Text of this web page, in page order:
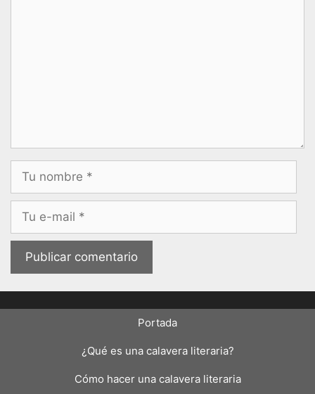
electrónico
Portada
¿Qué es una calavera literaria?
Cómo hacer una calavera literaria